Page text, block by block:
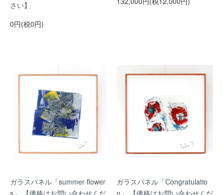
さい】
0円(税0円)
ガラスパネル「summer flower
ガラスパネル「Congratulatio